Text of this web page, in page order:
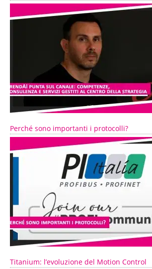
Perché sono importanti i protocolli?
Titanium: l’evoluzione del Motion Control